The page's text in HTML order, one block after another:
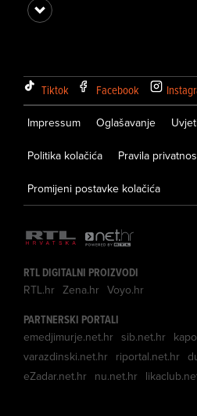
Tiktok Facebook
Impressum Oglašavanje
Politika kolačića Pravila
Promijeni postavke kolačića
RTL DIGITALNI PROIZVODI
RTL.hr Zena.hr Voyo.hr
PARTNERSKI PORTALI
emedjimurje.net.hr sib.net.hr
varazdinski.net.hr riportal.net.hr
eZadar.net.hr nu.net.hr